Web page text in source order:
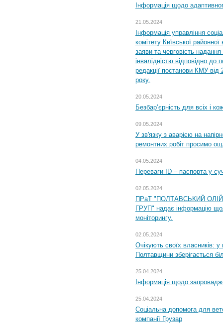
Інформація щодо
21.05.2024
Інформація управління
комітету Київської
заяви та черговість надання
інвалідністю відповідно
редакції постанови КМУ від
року.
20.05.2024
Безбар’єрність для всіх і
09.05.2024
У зв'язку з аварією на
ремонтних робіт просимо
04.05.2024
Переваги ID – паспорта у
02.05.2024
ПРаТ "ПОЛТАВСЬКИЙ
ГРУП" надає інформацію
моніторингу.
02.05.2024
Очікують своїх власників: у
Полтавщини зберігається
25.04.2024
Інформація щодо
25.04.2024
Соціальна допомога для
компанії Грузар